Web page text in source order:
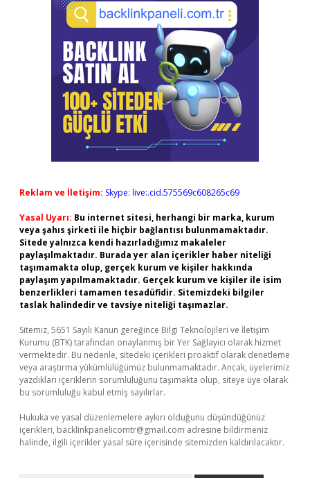
Reklam ve İletişim: Skype: live:.cid.575569c608265c69
Yasal Uyarı: Bu internet sitesi, herhangi bir marka, kurum
veya şahıs şirketi ile hiçbir bağlantısı bulunmamaktadır.
Sitede yalnızca kendi hazırladığımız makaleler
paylaşılmaktadır. Burada yer alan içerikler haber niteliği
taşımamakta olup, gerçek kurum ve kişiler hakkında
paylaşım yapılmamaktadır. Gerçek kurum ve kişiler ile isim
benzerlikleri tamamen tesadüfidir. Sitemizdeki bilgiler
taslak halindedir ve tavsiye niteliği taşımazlar.
Sitemiz, 5651 Sayılı Kanun gereğince Bilgi Teknolojileri ve İletişim
Kurumu (BTK) tarafından onaylanmış bir Yer Sağlayıcı olarak hizmet
vermektedir. Bu nedenle, sitedeki içerikleri proaktif olarak denetleme
veya araştırma yükümlülüğümüz bulunmamaktadır. Ancak, üyelerimiz
yazdıkları içeriklerin sorumluluğunu taşımakta olup, siteye üye olarak
bu sorumluluğu kabul etmiş sayılırlar.
Hukuka ve yasal düzenlemelere aykırı olduğunu düşündüğünüz
içerikleri, backlinkpanelicomtr@gmail.com adresine bildirmeniz
halinde, ilgili içerikler yasal süre içerisinde sitemizden kaldırılacaktır.